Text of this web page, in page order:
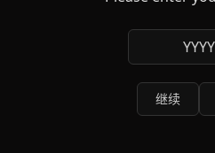
YYYY
继续